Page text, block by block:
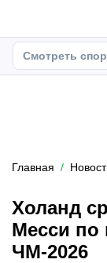
Смотреть
Главная
Холанд
Месси по
ЧМ-2026